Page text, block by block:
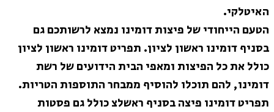
האיטלקי.
הטעם הייחודי של פיצות דומינו נמצא לרשותכם גם
בסניף דומינו ראשון לציון. תפריט דומינו ראשון לציון
כולל את כל הפיצות ומאפי הבית הידועים של רשת
דומינו, להם תוכלו להוסיף ממבחר התוספות הטריות.
תפריט דומינו פיצה בסניף ראשלצ כולל גם פסטות